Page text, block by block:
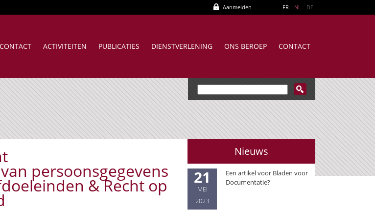
Aanmelden FR NL DE
CONTACT ACTIVITEITEN PUBLICATIES DIENSTVERLENING ONS BEROEP CONTACT
persoonsgegevens
& Recht op
Nieuws
21
MEI
2023
Een artikel voor Bladen voor
Documentatie?